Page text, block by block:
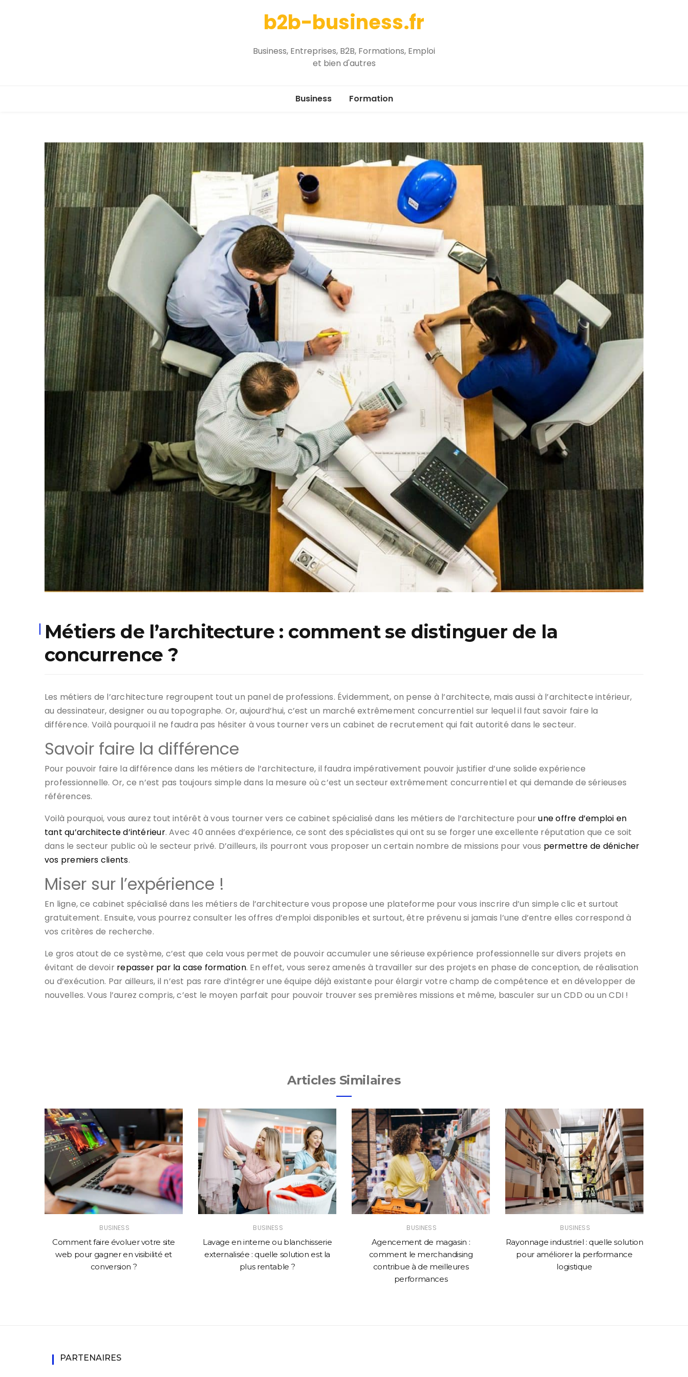
b2b-business.fr
Business, Entreprises, B2B, Formations, Emploi
et bien d'autres
Business Formation
Métiers de l’architecture : comment se distinguer de la
concurrence ?
Les métiers de l’architecture regroupent tout un panel de professions. Évidemment, on pense à l’architecte, mais aussi à l’architecte intérieur,
au dessinateur, designer ou au topographe. Or, aujourd’hui, c’est un marché extrêmement concurrentiel sur lequel il faut savoir faire la
différence. Voilà pourquoi il ne faudra pas hésiter à vous tourner vers un cabinet de recrutement qui fait autorité dans le secteur.
Savoir faire la différence
Pour pouvoir faire la différence dans les métiers de l’architecture, il faudra impérativement pouvoir justifier d’une solide expérience
professionnelle. Or, ce n’est pas toujours simple dans la mesure où c’est un secteur extrêmement concurrentiel et qui demande de sérieuses
références.
Voilà pourquoi, vous aurez tout intérêt à vous tourner vers ce cabinet spécialisé dans les métiers de l’architecture pourune offre d’emploi en
tant qu’architecte d’intérieur. Avec 40 années d’expérience, ce sont des spécialistes qui ont su se forger une excellente réputation que ce soit
dans le secteur public où le secteur privé. D’ailleurs, ils pourront vous proposer un certain nombre de missions pour vous permettre de dénicher
vos premiers clients.
Miser sur l’expérience !
En ligne, ce cabinet spécialisé dans les métiers de l’architecture vous propose une plateforme pour vous inscrire d’un simple clic et surtout
gratuitement. Ensuite, vous pourrez consulter les offres d’emploi disponibles et surtout, être prévenu si jamais l’une d’entre elles correspond à
vos critères de recherche.
Le gros atout de ce système, c’est que cela vous permet de pouvoir accumuler une sérieuse expérience professionnelle sur divers projets en
évitant de devoir repasser par la case formation. En effet, vous serez amenés à travailler sur des projets en phase de conception, de réalisation
ou d’exécution. Par ailleurs, il n’est pas rare d’intégrer une équipe déjà existante pour élargir votre champ de compétence et en développer de
nouvelles. Vous l’aurez compris, c’est le moyen parfait pour pouvoir trouver ses premières missions et même, basculer sur un CDD ou un CDI !
Articles Similaires
BUSINESS
Comment faire évoluer votre site
web pour gagner en visibilité et
conversion ?
BUSINESS
Lavage en interne ou blanchisserie
externalisée : quelle solution est la
plus rentable ?
BUSINESS
Agencement de magasin :
comment le merchandising
contribue à de meilleures
performances
BUSINESS
Rayonnage industriel : quelle solution
pour améliorer la performance
logistique
PARTENAIRES